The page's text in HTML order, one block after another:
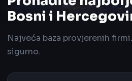
Bosni i
Najveća baza provjerenih
sigurno.